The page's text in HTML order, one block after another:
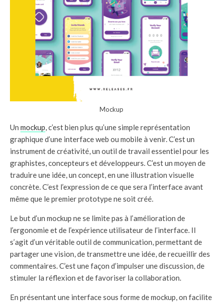
Mockup
Un mockup, c’est bien plus qu’une simple représentation
graphique d’une interface web ou mobile à venir. C’est un
instrument de créativité, un outil de travail essentiel pour les
graphistes, concepteurs et développeurs. C’est un moyen de
traduire une idée, un concept, en une illustration visuelle
concrète. C’est l’expression de ce que sera l’interface avant
même que le premier prototype ne soit créé.
Le but d’un mockup ne se limite pas à l’amélioration de
l’ergonomie et de l’expérience utilisateur de l’interface. Il
s’agit d’un véritable outil de communication, permettant de
partager une vision, de transmettre une idée, de recueillir des
commentaires. C’est une façon d’impulser une discussion, de
stimuler la réflexion et de favoriser la collaboration.
En présentant une interface sous forme de mockup, on facilite